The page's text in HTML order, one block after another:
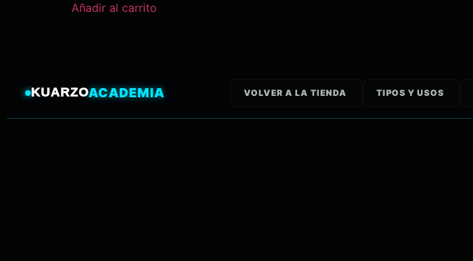
Añadir al carrito
KUARZOACADEMIA VOLVER A LA TIENDA TIPOS Y USOS